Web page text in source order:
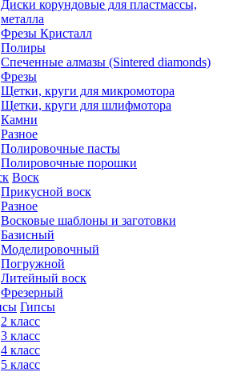
Диски корундовые для пластмассы,
металла
Фрезы Кристалл
Полиры
Спеченные алмазы (Sintered diamonds)
Фрезы
Щетки, круги для микромотора
Щетки, круги для шлифмотора
Камни
Разное
Полировочные пасты
Полировочные порошки
Воск
Прикусной воск
Разное
Восковые шаблоны и заготовки
Базисный
Моделировочный
Погружной
Литейный воск
Фрезерный
Гипсы
2 класс
3 класс
4 класс
5 класс